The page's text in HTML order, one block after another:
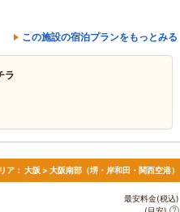
この施設の宿泊プランをもっとみる
ラ
ア： 大阪 > 大阪南部（堺・岸和田・関西空港）
最安料金(税込)
(目安)